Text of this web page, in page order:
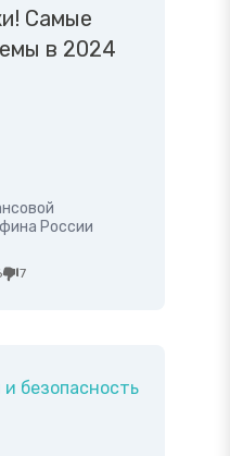
Самые
в 2024
России
7
и безопасность